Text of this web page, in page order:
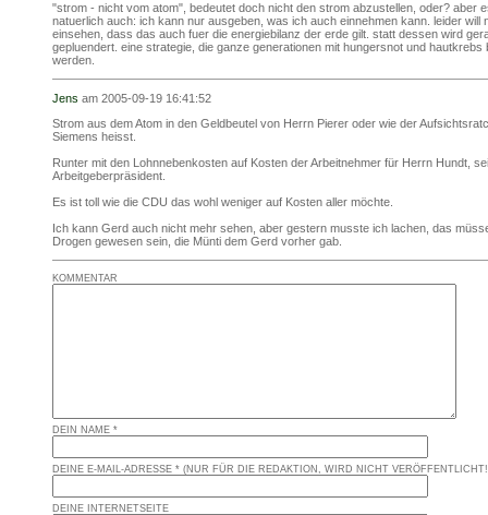
"strom - nicht vom atom", bedeutet doch nicht den strom abzustellen, oder? aber
natuerlich auch: ich kann nur ausgeben, was ich auch einnehmen kann. leider will
einsehen, dass das auch fuer die energiebilanz der erde gilt. statt dessen wird
gepluendert. eine strategie, die ganze generationen mit hungersnot und hautkrebs
werden.
Jens am 2005-09-19 16:41:52
Strom aus dem Atom in den Geldbeutel von Herrn Pierer oder wie der
Siemens heisst.
Runter mit den Lohnnebenkosten auf Kosten der Arbeitnehmer für Herrn Hundt,
Arbeitgeberpräsident.
Es ist toll wie die CDU das wohl weniger auf Kosten aller möchte.
Ich kann Gerd auch nicht mehr sehen, aber gestern musste ich lachen, das
Drogen gewesen sein, die Münti dem Gerd vorher gab.
KOMMENTAR
DEIN NAME *
DEINE E-MAIL-ADRESSE * (NUR FÜR DIE REDAKTION, WIRD NICHT
DEINE INTERNETSEITE